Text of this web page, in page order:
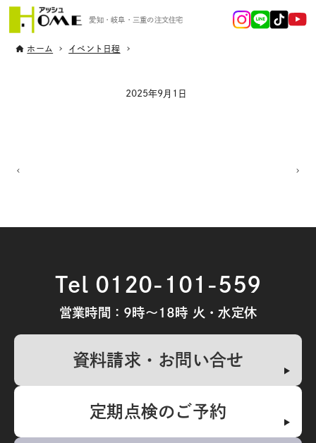
愛知・岐阜・三重の注文住宅
ホーム イベント日程
2025年9月1日
Tel 0120-101-559
営業時間：9時～18時 火・水定休
資料請求・お問い合せ
定期点検のご予約